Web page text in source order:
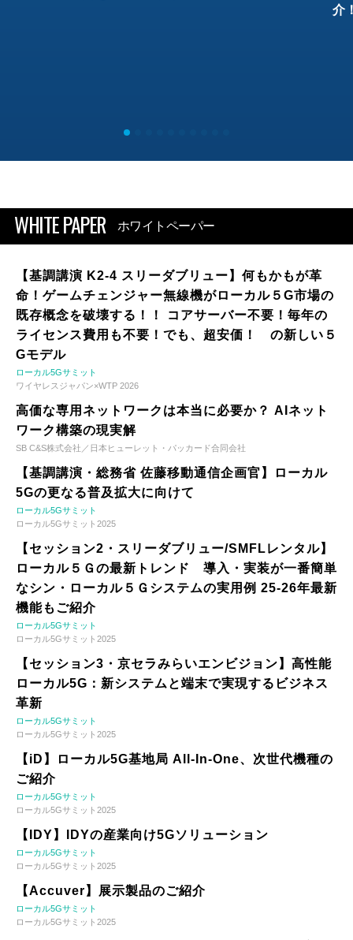
介
WHITE PAPER ホワイトペーパー
【基調講演 K2-4 スリーダブリュー】何もかもが革
命！ゲームチェンジャー無線機がローカル５G市場の
既存概念を破壊する！！ コアサーバー不要！毎年の
ライセンス費用も不要！でも、超安価！ の新しい５
Gモデル
ローカル5Gサミット
ワイヤレスジャパン×WTP 2026
高価な専用ネットワークは本当に必要か？ AIネット
ワーク構築の現実解
SB C&S株式会社／日本ヒューレット・パッカード合同会社
【基調講演・総務省 佐藤移動通信企画官】ローカル
5Gの更なる普及拡大に向けて
ローカル5Gサミット
ローカル5Gサミット2025
【セッション2・スリーダブリュー/SMFLレンタル】
ローカル５Ｇの最新トレンド 導入・実装が一番簡単
なシン・ローカル５Ｇシステムの実用例 25-26年最新
機能もご紹介
ローカル5Gサミット
ローカル5Gサミット2025
【セッション3・京セラみらいエンビジョン】高性能
ローカル5G：新システムと端末で実現するビジネス
革新
ローカル5Gサミット
ローカル5Gサミット2025
【iD】ローカル5G基地局 All-In-One、次世代機種の
ご紹介
ローカル5Gサミット
ローカル5Gサミット2025
【IDY】IDYの産業向け5Gソリューション
ローカル5Gサミット
ローカル5Gサミット2025
【Accuver】展示製品のご紹介
ローカル5Gサミット
ローカル5Gサミット2025